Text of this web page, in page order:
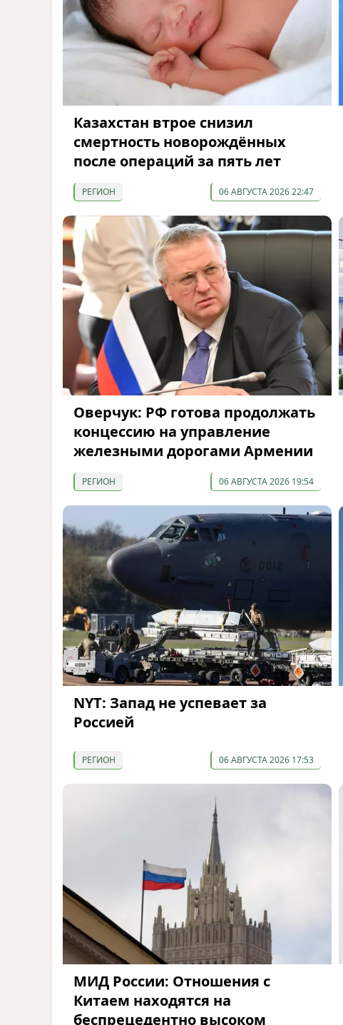
Казахстан втрое снизил
смертность новорождённых
после операций за пять лет
РЕГИОН 06 АВГУСТА 2026 22:47
Оверчук: РФ готова продолжать
концессию на управление
железными дорогами Армении
РЕГИОН 06 АВГУСТА 2026 19:54
NYT: Запад не успевает за
Россией
РЕГИОН 06 АВГУСТА 2026 17:53
МИД России: Отношения с
Китаем находятся на
беспрецедентно высоком